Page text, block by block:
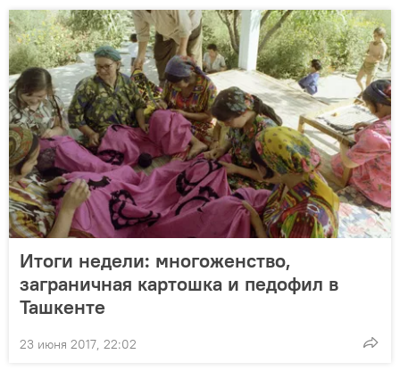
Итоги недели: многоженство,
заграничная картошка и педофил в
Ташкенте
23 июня 2017, 22:02